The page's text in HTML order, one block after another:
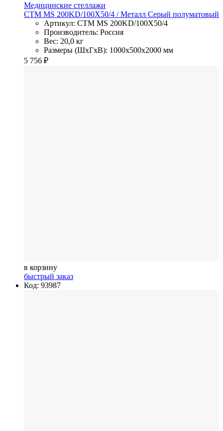
Медицинские стеллажи
СТМ MS 200KD/100Х50/4 / Металл Серый полуматовый
Артикул: СТМ MS 200KD/100Х50/4
Производитель: Россия
Вес: 20,0 кг
Размеры (ШхГхВ): 1000x500x2000 мм
5 756 ₽
в корзину
быстрый заказ
Код: 93987